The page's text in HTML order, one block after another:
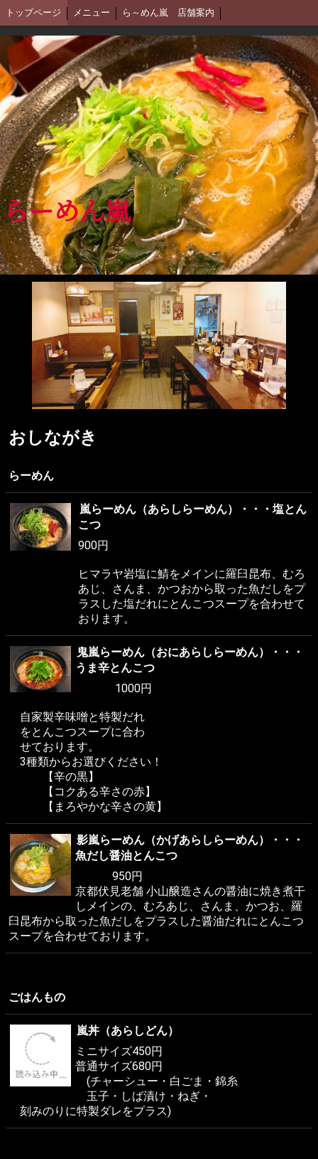
トップページ メニュー ら～めん嵐 店舗案内
らーめん嵐
おしながき
らーめん
嵐らーめん（あらしらーめん）・・・塩とん
こつ
900円
ヒマラヤ岩塩に鯖をメインに羅臼昆布、むろ
あじ、さんま、かつおから取った魚だしをプ
ラスした塩だれにとんこつスープを合わせて
おります。
鬼嵐らーめん（おにあらしらーめん）・・・
うま辛とんこつ
1000円
自家製辛味噌と特製だれ
をとんこつスープに合わ
せております。
3種類からお選びください！
【辛の黒】
【コクある辛さの赤】
【まろやかな辛さの黄】
影嵐らーめん（かげあらしらーめん）・・・
魚だし醤油とんこつ
950円
京都伏見老舗 小山醸造さんの醤油に焼き煮干
しメインの、むろあじ、さんま、かつお、羅
臼昆布から取った魚だしをプラスした醤油だれにとんこつ
スープを合わせております。
ごはんもの
嵐丼（あらしどん）
ミニサイズ450円
普通サイズ680円
(チャーシュー・白ごま・錦糸
玉子・しば漬け・ねぎ・
刻みのりに特製ダレをプラス)